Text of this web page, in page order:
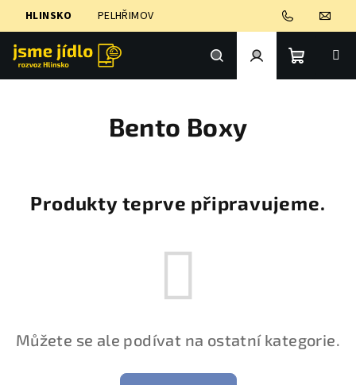
HLINSKO PELHŘIMOV
Hledat PřihlášeníNákupní
Bento Boxy
Produkty teprve připravujeme.
Můžete se ale podívat na ostatní kategorie.